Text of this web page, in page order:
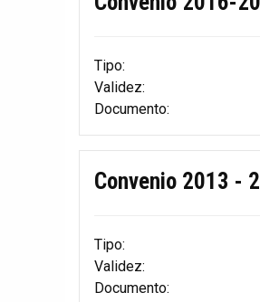
Tipo:
Validez:
Documento:
Convenio 2013 -
Tipo:
Validez:
Documento: